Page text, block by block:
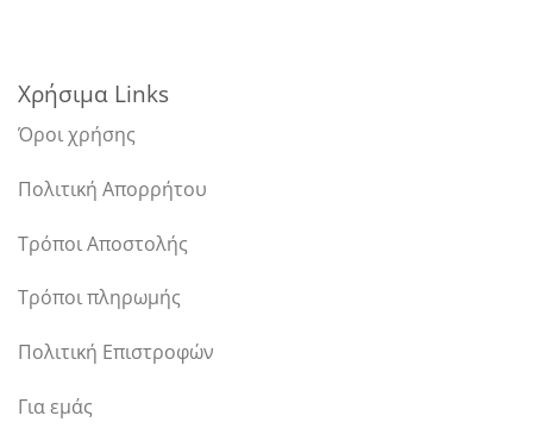
Χρήσιμα Links
Όροι χρήσης
Πολιτική Απορρήτου
Τρόποι Αποστολής
Τρόποι πληρωμής
Πολιτική Επιστροφών
Για εμάς